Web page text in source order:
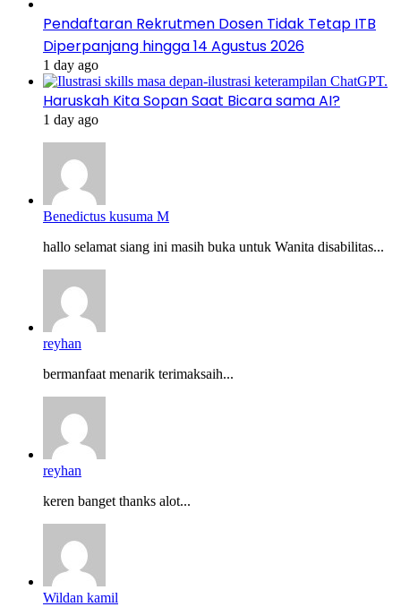
Pendaftaran Rekrutmen Dosen Tidak Tetap ITB
Diperpanjang hingga 14 Agustus 2026
1 day ago
Haruskah Kita Sopan Saat Bicara sama AI?
1 day ago
Benedictus kusuma M
hallo selamat siang ini masih buka untuk Wanita disabilitas...
reyhan
bermanfaat menarik terimaksaih...
reyhan
keren banget thanks alot...
Wildan kamil